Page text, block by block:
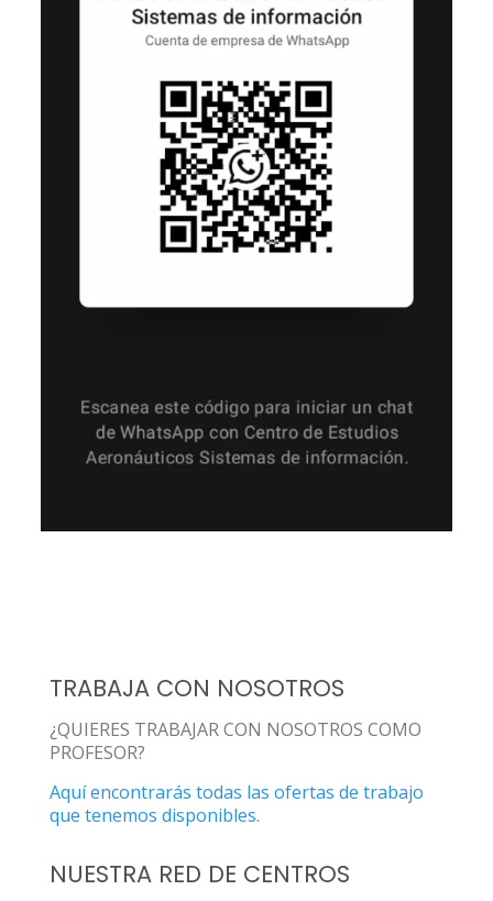
TRABAJA CON NOSOTROS
¿QUIERES TRABAJAR CON NOSOTROS COMO
PROFESOR?
Aquí encontrarás todas las ofertas de trabajo
que tenemos disponibles.
NUESTRA RED DE CENTROS